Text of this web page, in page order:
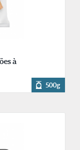
à
500g